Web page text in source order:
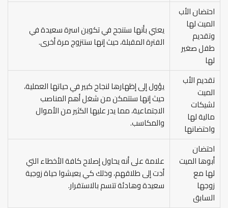
احتضان الأب
الميت لها
وتقديم
طفل صغير
لها
يعني بأنها ستنجح في تكوين اسرة سعيدة في
الفترة المقبلة، حيث إنها ستتزوج مرة أخرى.
تقديم الأب
الميت
لشيكات
مالية لها
واحتضانها
يؤول إلى إظهارها لنجاح كبير في حياتها العملية،
حيث إنها ستتمكن من شغل أهم المناصب
الاجتماعية، مما يدر عليها الكثير من الأموال
والمكاسب.
احتضان
أبوها الميت
لها مع
زوجها
السابق
علامة على أنه يحاول إصلاح كافة الأخطاء التي
أدت إلى طلاقهم، وذلك كي يعيشوا حياة زوجية
سعيدة وهادئة تتسم بالاستقرار.